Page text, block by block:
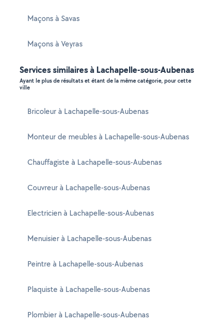
Maçons à Savas
Maçons à Veyras
Services similaires à Lachapelle-sous-Aubenas
Ayant le plus de résultats et étant de la même catégorie, pour cette
ville
Bricoleur à Lachapelle-sous-Aubenas
Monteur de meubles à Lachapelle-sous-Aubenas
Chauffagiste à Lachapelle-sous-Aubenas
Couvreur à Lachapelle-sous-Aubenas
Electricien à Lachapelle-sous-Aubenas
Menuisier à Lachapelle-sous-Aubenas
Peintre à Lachapelle-sous-Aubenas
Plaquiste à Lachapelle-sous-Aubenas
Plombier à Lachapelle-sous-Aubenas